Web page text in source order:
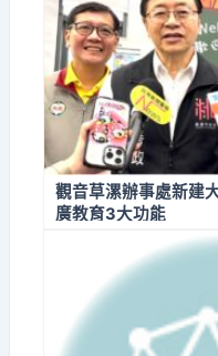
觀音草漯辦事處新建
廣教育3大功能